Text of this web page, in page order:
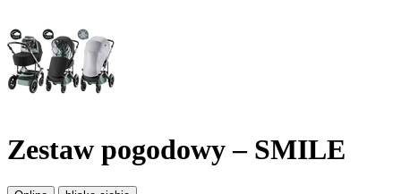
Zestaw pogodowy – SMILE